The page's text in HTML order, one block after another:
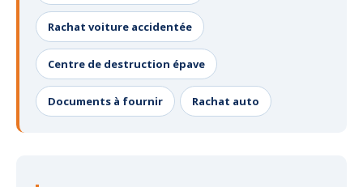
Rachat voiture accidentée
Centre de destruction épave
Documents à fournir Rachat auto